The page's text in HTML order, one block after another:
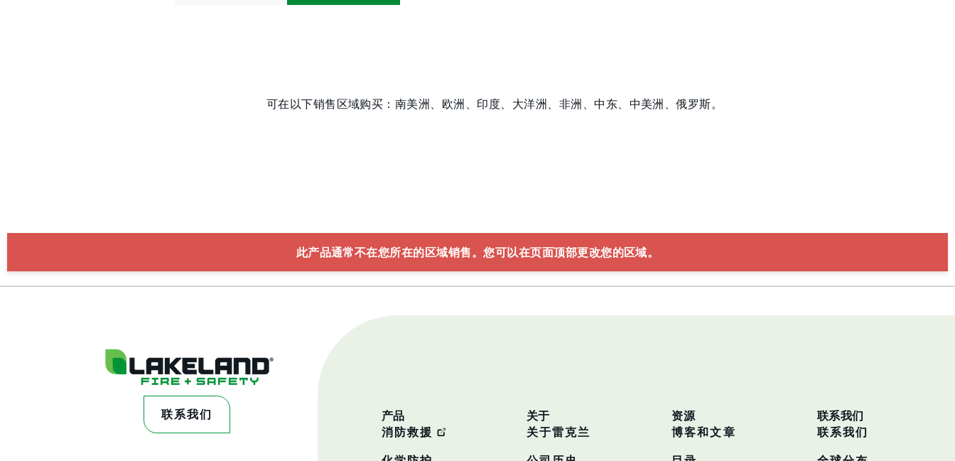
可在以下销售区域购买：南美洲、欧洲、印度、大洋洲、非洲、中东、中美洲、俄罗斯。
此产品通常不在您所在的区域销售。您可以在页面顶部更改您的区域。
联系我们 产品
消防救援
关于
关于雷克兰
资源
博客和文章
联系我们
联系我们